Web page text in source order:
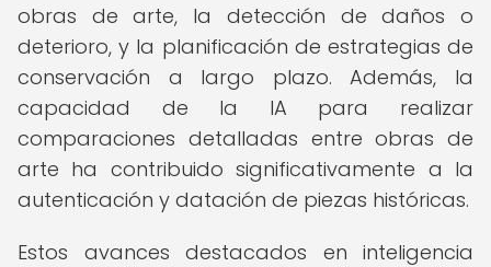
obras de arte, la detección de daños o
deterioro, y la planificación de estrategias de
conservación a largo plazo. Además, la
capacidad de la IA para realizar
comparaciones detalladas entre obras de
arte ha contribuido significativamente a la
autenticación y datación de piezas históricas.
Estos avances destacados en inteligencia